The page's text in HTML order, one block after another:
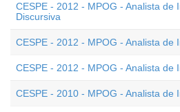
CESPE - 2012 - MPOG - Analista de
Discursiva
CESPE - 2012 - MPOG - Analista de
CESPE - 2012 - MPOG - Analista de
CESPE - 2010 - MPOG - Analista de